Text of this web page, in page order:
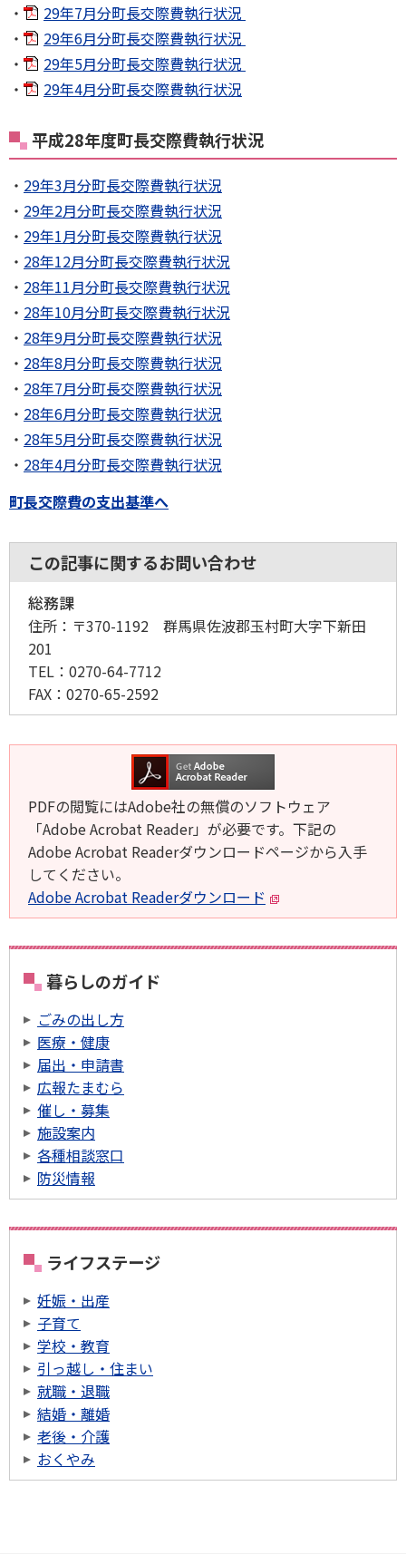
29年7月分町長交際費執行状況
29年6月分町長交際費執行状況
29年5月分町長交際費執行状況
29年4月分町長交際費執行状況
平成28年度町長交際費執行状況
29年3月分町長交際費執行状況
29年2月分町長交際費執行状況
29年1月分町長交際費執行状況
28年12月分町長交際費執行状況
28年11月分町長交際費執行状況
28年10月分町長交際費執行状況
28年9月分町長交際費執行状況
28年8月分町長交際費執行状況
28年7月分町長交際費執行状況
28年6月分町長交際費執行状況
28年5月分町長交際費執行状況
28年4月分町長交際費執行状況
町長交際費の支出基準へ
この記事に関するお問い合わせ
総務課
住所： 〒370-1192 群馬県佐波郡玉村町大字下新田
201
TEL： 0270-64-7712
FAX： 0270-65-2592
PDFの閲覧にはAdobe社の無償のソフトウェア
「Adobe Acrobat Reader」が必要です。下記の
Adobe Acrobat Readerダウンロードページから入手
してください。
Adobe Acrobat Readerダウンロード
暮らしのガイド
ごみの出し方
医療・健康
届出・申請書
広報たまむら
催し・募集
施設案内
各種相談窓口
防災情報
ライフステージ
妊娠・出産
子育て
学校・教育
引っ越し・住まい
就職・退職
結婚・離婚
老後・介護
おくやみ